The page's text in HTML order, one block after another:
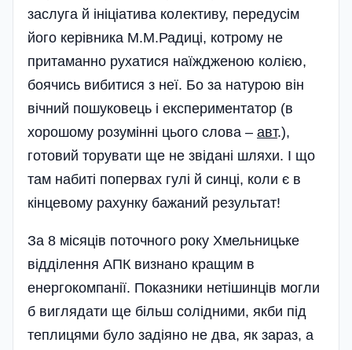
заслуга й ініціатива колективу, передусім
його керівника М.М.Радиці, котрому не
притаманно рухатися наїждженою колією,
боячись вибитися з неї. Бо за натурою він
вічний пошуковець і експериментатор (в
хорошому розумінні цього слова – авт.),
готовий торувати ще не звідані шляхи. І що
там набиті попервах гулі й синці, коли є в
кінцевому рахунку бажаний результат!
За 8 місяців поточного року Хмельницьке
відділення АПК визнано кращим в
енергокомпанії. Показники нетішинців могли
б ви­глядати ще більш солідними, якби під
теплицями було задіяно не два, як зараз, а